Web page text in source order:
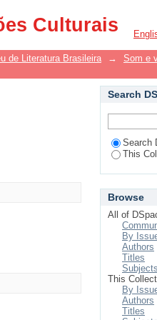
Culturais
de Literatura Brasileira → Som e
Search
Search
This
Browse
All of
By
Authors
Titles
Subjects
This
By
Authors
Titles